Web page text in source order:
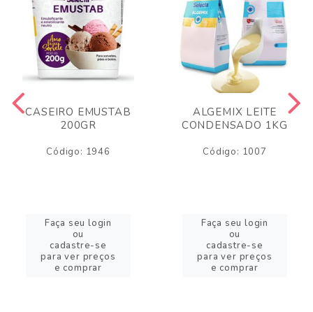
CASEIRO EMUSTAB
200GR
Código: 1946
Faça seu login
ou
cadastre-se
para ver preços
e comprar
ALGEMIX LEITE
CONDENSADO 1KG
Código: 1007
Faça seu login
ou
cadastre-se
para ver preços
e comprar